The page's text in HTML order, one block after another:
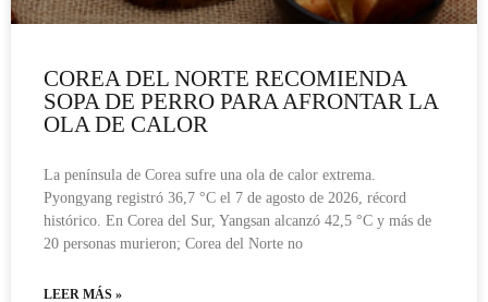
COREA DEL NORTE RECOMIENDA
SOPA DE PERRO PARA AFRONTAR LA
OLA DE CALOR
La península de Corea sufre una ola de calor extrema.
Pyongyang registró 36,7 °C el 7 de agosto de 2026, récord
histórico. En Corea del Sur, Yangsan alcanzó 42,5 °C y más de
20 personas murieron; Corea del Norte no
LEER MÁS »